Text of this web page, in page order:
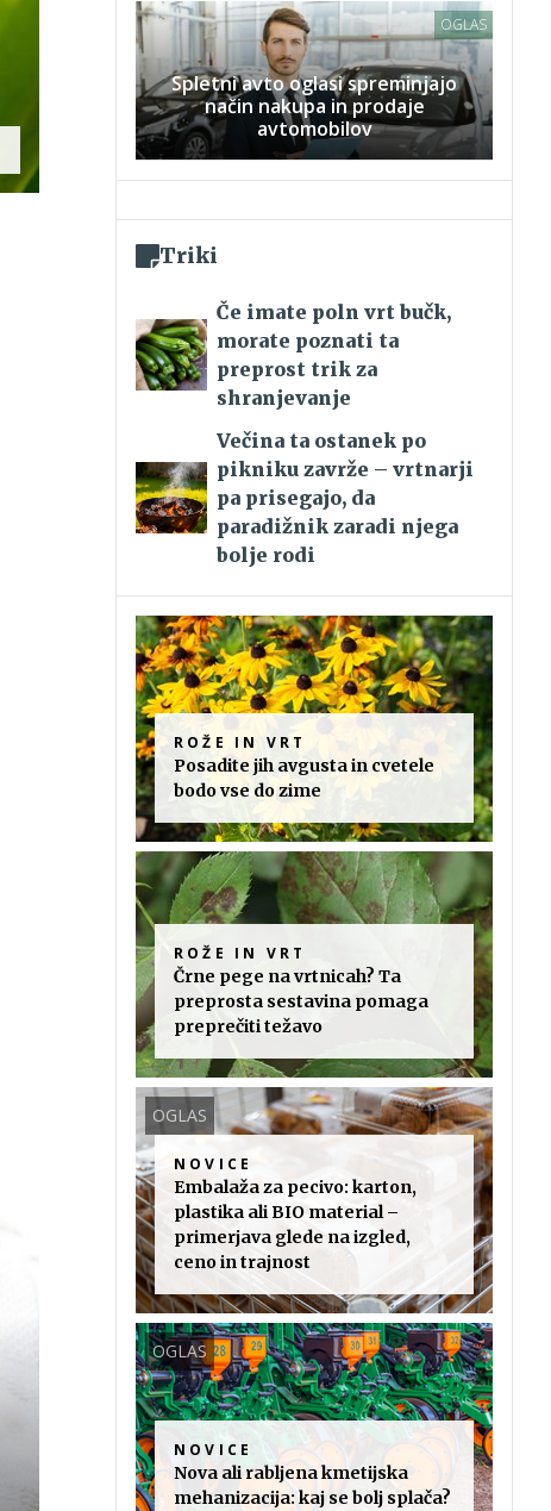
OGLAS
Spletni avto oglasi spreminjajo
način nakupa in prodaje
avtomobilov
Triki
Če imate poln vrt bučk,
morate poznati ta
preprost trik za
shranjevanje
Večina ta ostanek po
pikniku zavrže – vrtnarji
pa prisegajo, da
paradižnik zaradi njega
bolje rodi
ROŽE IN VRT
Posadite jih avgusta in cvetele
bodo vse do zime
ROŽE IN VRT
Črne pege na vrtnicah? Ta
preprosta sestavina pomaga
preprečiti težavo
OGLAS
NOVICE
Embalaža za pecivo: karton,
plastika ali BIO material –
primerjava glede na izgled,
ceno in trajnost
OGLAS
NOVICE
Nova ali rabljena kmetijska
mehanizacija: kaj se bolj splača?